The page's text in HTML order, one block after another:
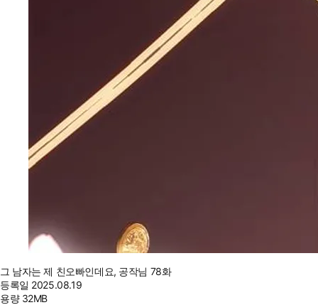
그 남자는 제 친오빠인데요, 공작님 78화
등록일 2025.08.19
용량 32MB